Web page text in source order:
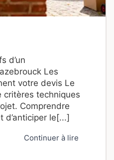
d’un
Les
votre devis Le
techniques
Comprendre
d’anticiper le[...]
Continuer à lire